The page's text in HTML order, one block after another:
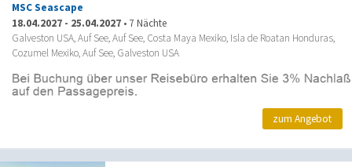
MSC Seascape
18.04.2027 - 25.04.2027 • 7 Nächte
Galveston USA, Auf See, Auf See, Costa Maya Mexiko, Isla de Roatan Honduras,
Cozumel Mexiko, Auf See, Galveston USA
zum Angebot